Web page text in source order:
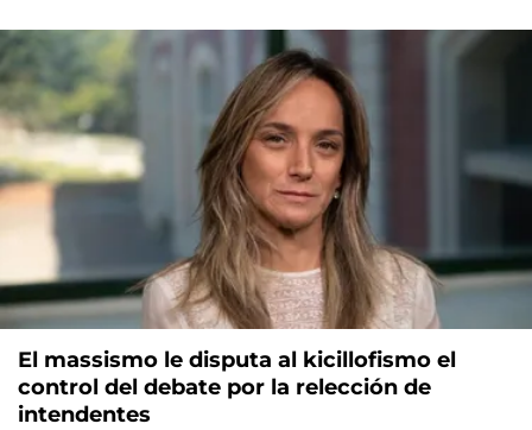
El massismo le disputa al kicillofismo el
control del debate por la relección de
intendentes